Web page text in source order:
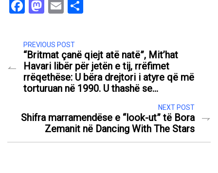
Facebook
Mastodon
Email
PREVIOUS POST
“Britmat çanë qiejt atë natë”, Mit’hat
Havari libër për jetën e tij, rrëfimet
rrëqethëse: U bëra drejtori i atyre që më
torturuan në 1990. U thashë se…
NEXT POST
Shifra marramendëse e “look-ut” të Bora
Zemanit në Dancing With The Stars